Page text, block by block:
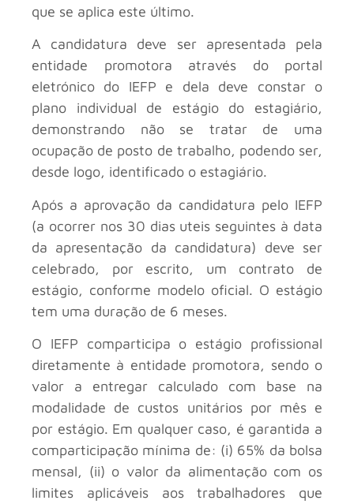
que se aplica este último.
A candidatura deve ser apresentada pela
entidade promotora através do portal
eletrónico do IEFP e dela deve constar o
plano individual de estágio do estagiário,
demonstrando não se tratar de uma
ocupação de posto de trabalho, podendo ser,
desde logo, identificado o estagiário.
Após a aprovação da candidatura pelo IEFP
(a ocorrer nos 30 dias uteis seguintes à data
da apresentação da candidatura) deve ser
celebrado, por escrito, um contrato de
estágio, conforme modelo oficial. O estágio
tem uma duração de 6 meses.
O IEFP comparticipa o estágio profissional
diretamente à entidade promotora, sendo o
valor a entregar calculado com base na
modalidade de custos unitários por mês e
por estágio. Em qualquer caso, é garantida a
comparticipação mínima de: (i) 65% da bolsa
mensal, (ii) o valor da alimentação com os
limites aplicáveis aos trabalhadores que